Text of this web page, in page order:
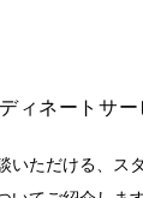
ィネートサー
いただける、ス